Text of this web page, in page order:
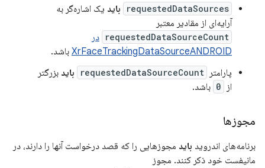
requestedDataSources باید یک اشاره‌گر به
آرایه‌ای از مقادیر معتبر
requestedDataSourceCount در
XrFaceTrackingDataSourceANDROID باشد.
پارامتر
requestedDataSourceCount باید بزرگتر
از
0 باشد.
مجوزها
برنامه‌های اندروید باید مجوزهایی را که قصد درخواست آنها را دارند، در
مانیفست خود ذکر کنند. مجوز